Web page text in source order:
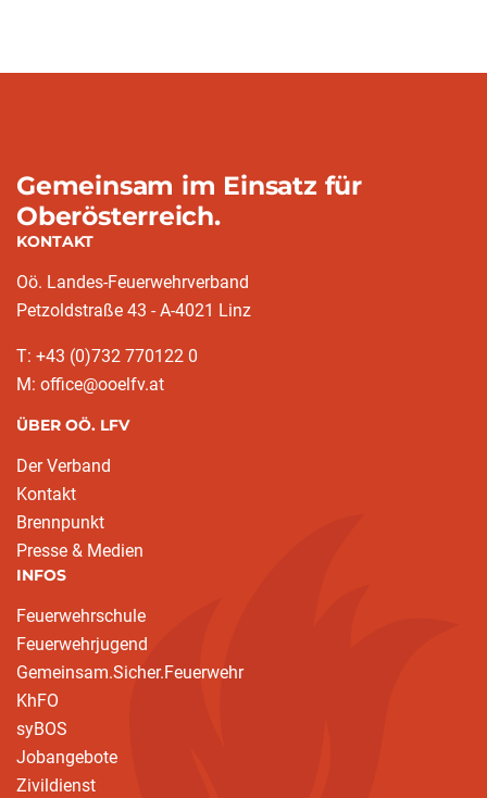
Gemeinsam im Einsatz für
Oberösterreich.
KONTAKT
Oö. Landes-Feuerwehrverband
Petzoldstraße 43 - A-4021 Linz
T: +43 (0)732 770122 0
M: office@ooelfv.at
ÜBER OÖ. LFV
Der Verband
Kontakt
Brennpunkt
Presse & Medien
INFOS
Feuerwehrschule
Feuerwehrjugend
Gemeinsam.Sicher.Feuerwehr
KhFO
syBOS
Jobangebote
Zivildienst